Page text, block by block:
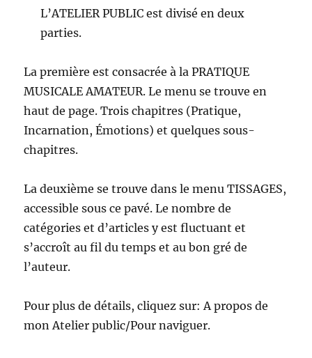
L’ATELIER PUBLIC est divisé en deux
parties.
La première est consacrée à la PRATIQUE
MUSICALE AMATEUR. Le menu se trouve en
haut de page. Trois chapitres (Pratique,
Incarnation, Émotions) et quelques sous-
chapitres.
La deuxième se trouve dans le menu TISSAGES,
accessible sous ce pavé. Le nombre de
catégories et d’articles y est fluctuant et
s’accroît au fil du temps et au bon gré de
l’auteur.
Pour plus de détails, cliquez sur: A propos de
mon Atelier public/Pour naviguer.